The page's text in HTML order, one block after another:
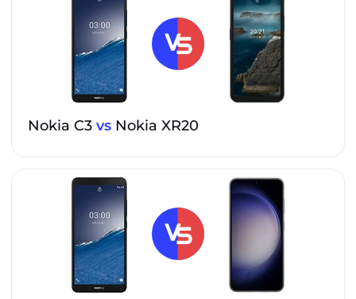
Nokia C3 vs Nokia XR20